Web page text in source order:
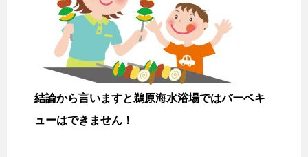
結論から言いますと鵜原海水浴場ではバーベキ
ューはできません！